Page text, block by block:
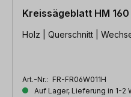
Kreissägeblatt HM
Holz | Querschnitt |
Art.-Nr.: FR-FR06W011H
Auf Lager, Lieferung in 1-2